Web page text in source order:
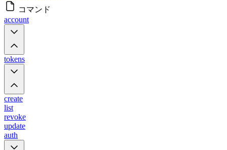
コマンド
account
tokens
create
list
revoke
update
auth